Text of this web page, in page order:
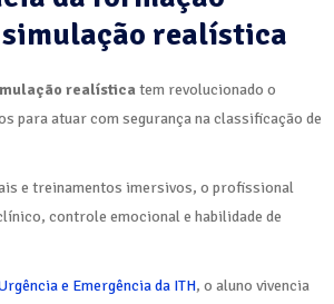
realística
realística tem revolucionado o
para atuar com segurança na classificação de
e treinamentos imersivos, o profissional
controle emocional e habilidade de
e Emergência da ITH, o aluno vivencia